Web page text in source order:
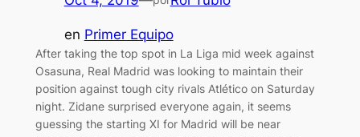
en Primer Equipo
After taking the top spot in La Liga mid week against
Osasuna, Real Madrid was looking to maintain their
position against tough city rivals Atlético on Saturday
night. Zidane surprised everyone again, it seems
guessing the starting XI for Madrid will be near